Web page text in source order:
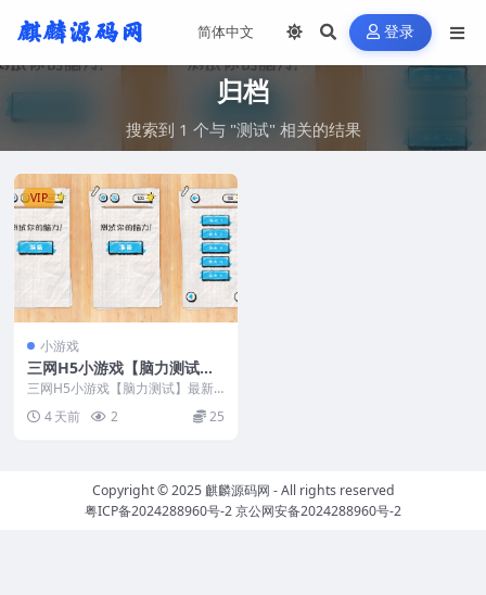
登录
归档
搜索到 1 个与 "测试" 相关的结果
VIP
小游戏
三网H5小游戏【脑力测试】
最新整理Linux手工服务端
+安卓
三网H5小游戏【脑力测试】最新
4 天前 2 25
Copyright © 2025 麒麟源码网 - All rights reserved
粤ICP备2024288960号-2京公网安备2024288960号-2